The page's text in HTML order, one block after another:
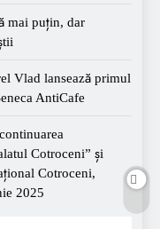
mai puțin, dar
Vlad lansează primul
AntiCafe
Cotroceni” și
Cotroceni,
2025